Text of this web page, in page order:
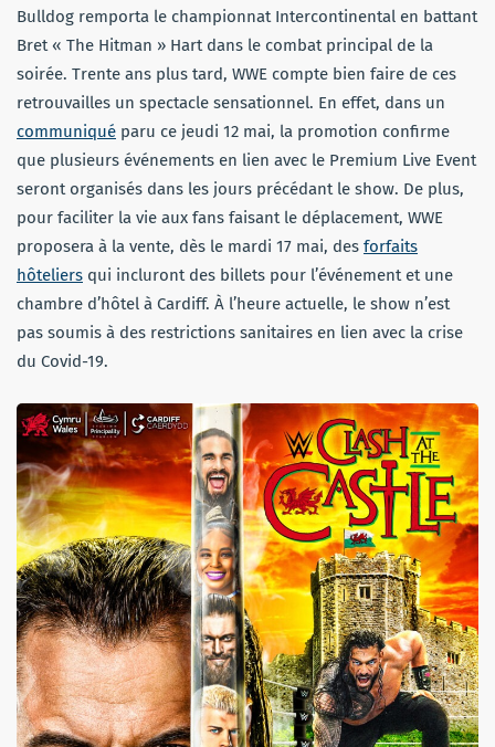
Bulldog remporta le championnat Intercontinental en battant
Bret « The Hitman » Hart dans le combat principal de la
soirée. Trente ans plus tard, WWE compte bien faire de ces
retrouvailles un spectacle sensationnel. En effet, dans un
communiqué paru ce jeudi 12 mai, la promotion confirme
que plusieurs événements en lien avec le Premium Live Event
seront organisés dans les jours précédant le show. De plus,
pour faciliter la vie aux fans faisant le déplacement, WWE
proposera à la vente, dès le mardi 17 mai, des forfaits
hôteliers qui incluront des billets pour l’événement et une
chambre d’hôtel à Cardiff. À l’heure actuelle, le show n’est
pas soumis à des restrictions sanitaires en lien avec la crise
du Covid-19.